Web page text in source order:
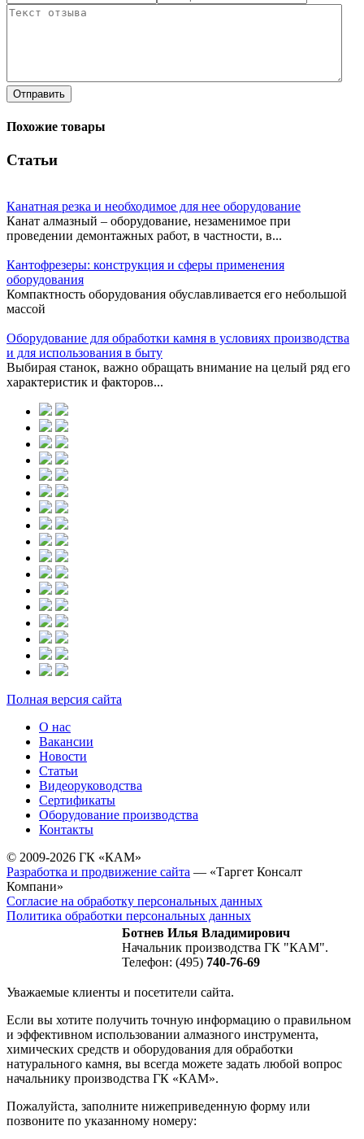
Отправить
Похожие товары
Статьи
Канатная резка и необходимое для нее оборудование
Канат алмазный – оборудование, незаменимое при
проведении демонтажных работ, в частности, в...
Кантофрезеры: конструкция и сферы применения
оборудования
Компактность оборудования обуславливается его небольшой
массой
Оборудование для обработки камня в условиях производства
и для использования в быту
Выбирая станок, важно обращать внимание на целый ряд его
характеристик и факторов...
Полная версия сайта
О нас
Вакансии
Новости
Статьи
Видеоруководства
Сертификаты
Оборудование производства
Контакты
© 2009-2026 ГК «КАМ»
Разработка и продвижение сайта — «Таргет Консалт
Компани»
Согласие на обработку персональных данных
Политика обработки персональных данных
Ботнев Илья Владимирович
Начальник производства ГК "КАМ".
Телефон: (495) 740-76-69
Уважаемые клиенты и посетители сайта.
Если вы хотите получить точную информацию о правильном
и эффективном использовании алмазного инструмента,
химических средств и оборудования для обработки
натурального камня, вы всегда можете задать любой вопрос
начальнику производства ГК «КАМ».
Пожалуйста, заполните нижеприведенную форму или
позвоните по указанному номеру: